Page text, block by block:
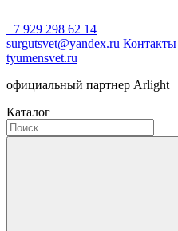
+7 929 298 62 14
surgutsvet@yandex.ru Контакты
tyumensvet.ru
официальный партнер Arlight
Каталог